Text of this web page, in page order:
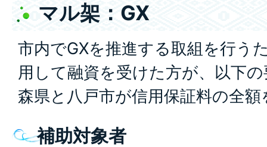
マル架：GX
市内でGXを推進する取組を行う
用して融資を受けた方が、以下
森県と八戸市が信用保証料の全
補助対象者